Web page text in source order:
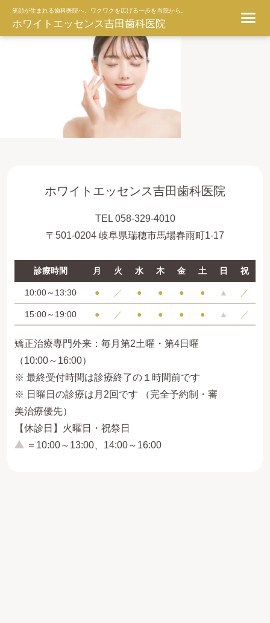
笑顔が生まれる歯科医院へ。ワクワクを広げる一歩を当院から。
ホワイトエッセンス吉田歯科医院
ggg
ホワイトエッセンス吉田歯科医院
TEL 058-329-4010
〒501-0204 岐阜県瑞穂市馬場春雨町1-17
診療時間 月 火 水 木 金 土 日 祝
10:00～13:30 ● ／ ● ● ● ● ▲ ／
15:00～19:00 ● ／ ● ● ● ● ▲ ／
矯正治療専門外来：毎月第2土曜・第4日曜
（10:00～16:00）
※ 最終受付時間は診療終了の１時間前です
※ 日曜日の診療は月2回です （完全予約制・審
美治療優先）
【休診日】火曜日・祝祭日
＝10:00～13:00、14:00～16:00